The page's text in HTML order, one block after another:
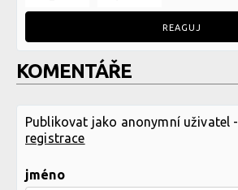
REAGUJ
KOMENTÁŘE
Publikovat jako anonymní uživatel -
registrace
jméno